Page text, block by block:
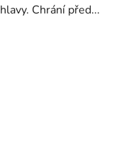
hlavy. Chrání před...